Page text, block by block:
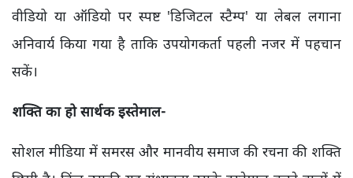
वीडियो या ऑडियो पर स्पष्ट 'डिजिटल स्टैम्प' या लेबल लगाना
अनिवार्य किया गया है ताकि उपयोगकर्ता पहली नजर में पहचान
सकें।
शक्ति का हो सार्थक इस्तेमाल-
सोशल मीडिया में समरस और मानवीय समाज की रचना की शक्ति